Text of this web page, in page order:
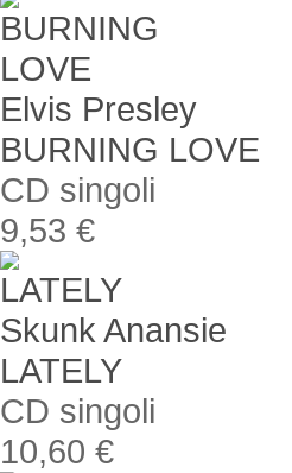
Elvis Presley
BURNING LOVE
CD singoli
9,53 €
Skunk Anansie
LATELY
CD singoli
10,60 €